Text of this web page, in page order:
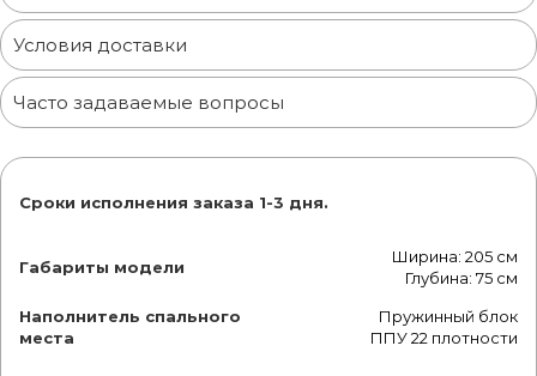
Условия доставки
Часто задаваемые вопросы
Сроки исполнения заказа 1-3 дня.
Габариты модели
Ширина: 205 см
Глубина: 75 см
Наполнитель спального
места
Пружинный блок
ППУ 22 плотности